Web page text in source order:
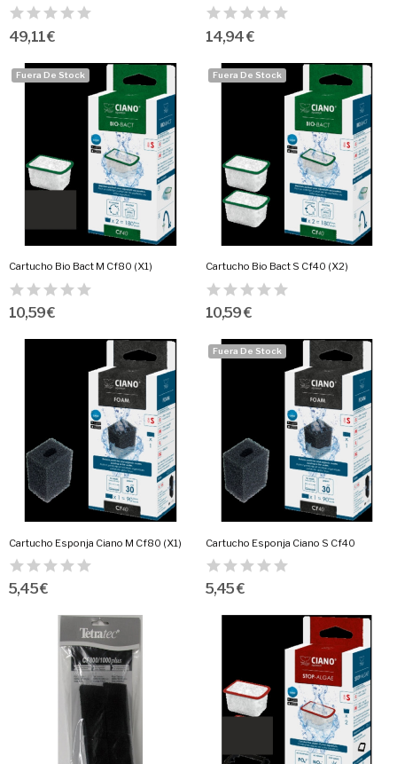
49,11 € 14,94 €
Fuera De Stock
Cartucho Bio Bact M Cf80 (X1)
10,59 €
Fuera De Stock
Cartucho Bio Bact S Cf40 (X2)
10,59 €
Cartucho Esponja Ciano M Cf80 (X1)
5,45 €
Fuera De Stock
Cartucho Esponja Ciano S Cf40
5,45 €